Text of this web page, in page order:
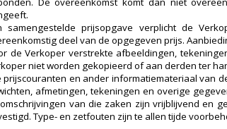
samengestelde prijsopgave verplicht de
deel van de opgegeven prijs.
de Verkoper verstrekte afbeeldingen,
niet worden gekopieerd of aan derden ter
prijscouranten en ander informatiemateriaal van
afmetingen, tekeningen en overige
van die zaken zijn vrijblijvend en
Type- en zetfouten zijn te allen tijde